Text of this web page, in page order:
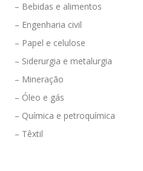
– Bebidas e alimentos
– Engenharia civil
– Papel e celulose
– Siderurgia e metalurgia
– Mineração
– Óleo e gás
– Química e petroquímica
– Têxtil